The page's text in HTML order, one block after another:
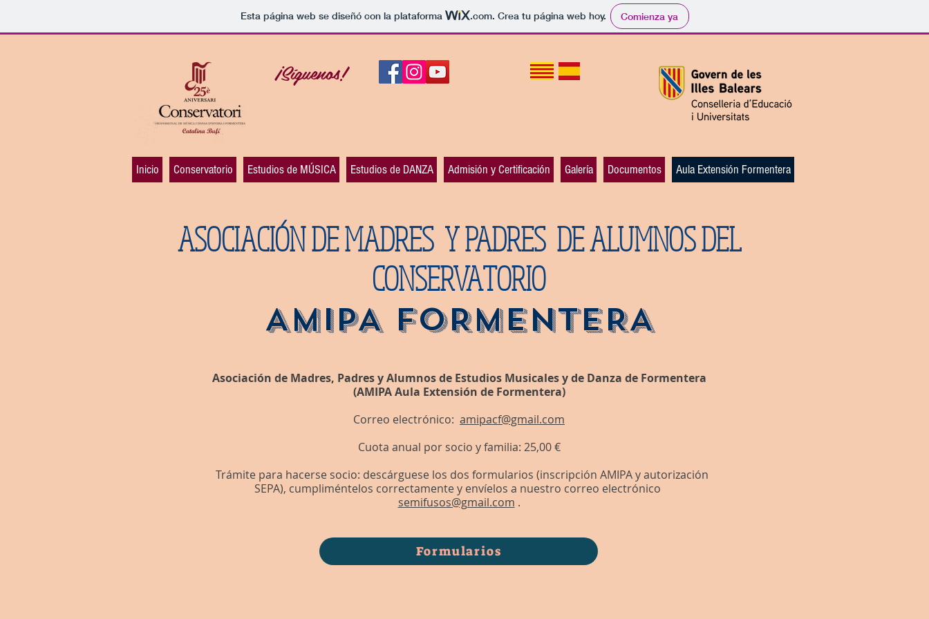
Esta página web se diseñó con la plataforma .com. Crea tu página web hoy. Comienza ya
¡Síguenos!
Inicio Conservatorio Estudios de MÚSICA Estudios de DANZA Admisión y Certificación Galería Documentos Aula Extensión Formentera
ASOCIACIÓN DE MADRES Y PADRES DE ALUMNOS DEL
CONSERVATORIO
AMIPA FORMENTERA
Asociación de Madres, Padres y Alumnos de Estudios Musicales y de Danza de Formentera
(AMIPA Aula Extensión de Formentera)
Correo electrónico: amipacf@gmail.com
Cuota anual por socio y familia: 25,00 €
Trámite para hacerse socio: descárguese los dos formularios (inscripción AMIPA y autorización
SEPA), cumpliméntelos correctamente y envíelos a nuestro correo electrónico
semifusos@gmail.com .
Formularios